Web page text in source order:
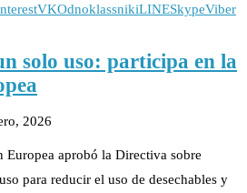
VKOdnoklassnikiLINESkypeViber
solo uso: participa en la
2026
Europea aprobó la Directiva sobre
para reducir el uso de desechables y